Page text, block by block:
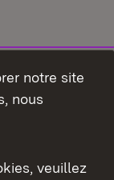
notre site
nous
veuillez